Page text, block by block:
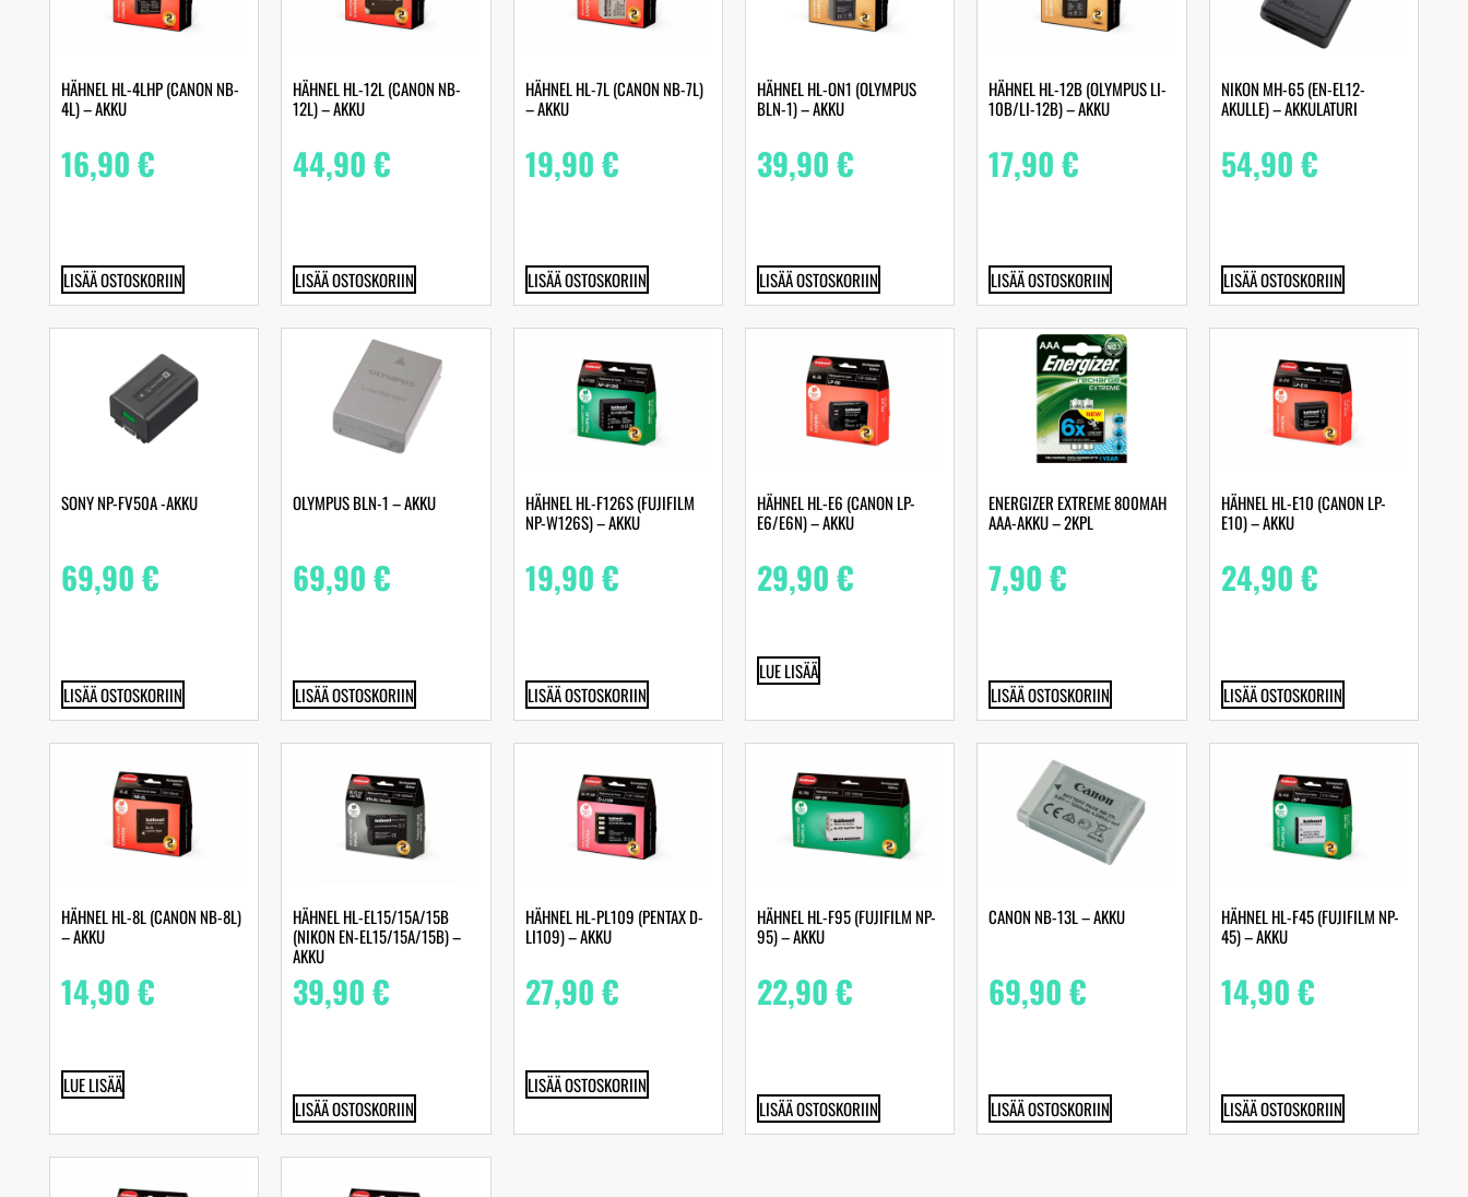
HÄHNEL HL-4LHP (CANON NB-
4L) – AKKU
16,90€
LISÄÄ OSTOSKORIIN
HÄHNEL HL-12L (CANON NB-
12L) – AKKU
44,90€
LISÄÄ OSTOSKORIIN
HÄHNEL HL-7L (CANON NB-7L)
– AKKU
19,90€
LISÄÄ OSTOSKORIIN
HÄHNEL HL-ON1 (OLYMPUS
BLN-1) – AKKU
39,90€
LISÄÄ OSTOSKORIIN
HÄHNEL HL-12B (OLYMPUS LI-
10B/LI-12B) – AKKU
17,90€
LISÄÄ OSTOSKORIIN
NIKON MH-65 (EN-EL12-
AKULLE) – AKKULATURI
54,90€
LISÄÄ OSTOSKORIIN
SONY NP-FV50A -AKKU
69,90€
LISÄÄ OSTOSKORIIN
OLYMPUS BLN-1 – AKKU
69,90€
LISÄÄ OSTOSKORIIN
HÄHNEL HL-F126S (FUJIFILM
NP-W126S) – AKKU
19,90€
LISÄÄ OSTOSKORIIN
HÄHNEL HL-E6 (CANON LP-
E6/E6N) – AKKU
29,90€
LUE LISÄÄ
ENERGIZER EXTREME 800MAH
AAA-AKKU – 2KPL
7,90€
LISÄÄ OSTOSKORIIN
HÄHNEL HL-E10 (CANON LP-
E10) – AKKU
24,90€
LISÄÄ OSTOSKORIIN
HÄHNEL HL-8L (CANON NB-8L)
– AKKU
14,90€
LUE LISÄÄ
HÄHNEL HL-EL15/15A/15B
(NIKON EN-EL15/15A/15B) –
AKKU
39,90€
LISÄÄ OSTOSKORIIN
HÄHNEL HL-PL109 (PENTAX D-
LI109) – AKKU
27,90€
LISÄÄ OSTOSKORIIN
HÄHNEL HL-F95 (FUJIFILM NP-
95) – AKKU
22,90€
LISÄÄ OSTOSKORIIN
CANON NB-13L – AKKU
69,90€
LISÄÄ OSTOSKORIIN
HÄHNEL HL-F45 (FUJIFILM NP-
45) – AKKU
14,90€
LISÄÄ OSTOSKORIIN